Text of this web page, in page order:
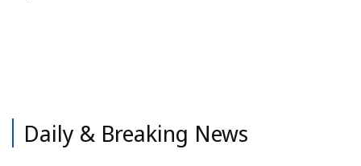
Daily & Breaking News